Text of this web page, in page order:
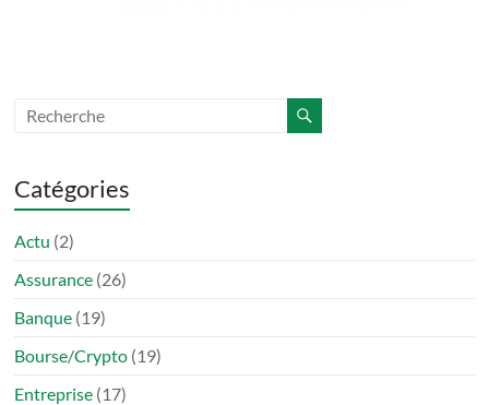
Catégories
Actu (2)
Assurance (26)
Banque (19)
Bourse/Crypto (19)
Entreprise (17)